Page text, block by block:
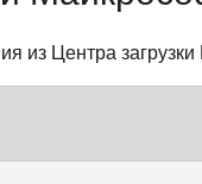
из Центра